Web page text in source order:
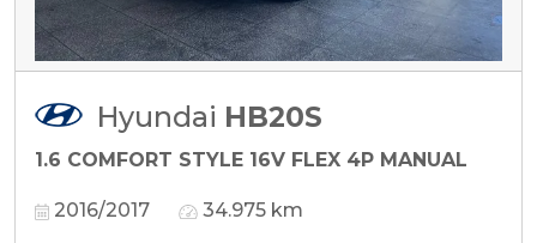
Hyundai HB20S
1.6 COMFORT STYLE 16V FLEX 4P MANUAL
2016/2017 34.975 km